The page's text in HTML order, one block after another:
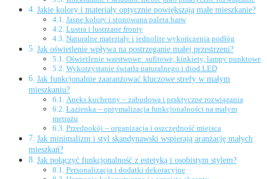
Jakie kolory i materiały optycznie powiększają małe mieszkanie?
Jasne kolory i stonowana paleta barw
Lustra i lustrzane fronty
Naturalne materiały i jednolite wykończenia podłóg
Jak oświetlenie wpływa na postrzeganie małej przestrzeni?
Oświetlenie warstwowe: sufitowe, kinkiety, lampy punktowe
Wykorzystanie światła naturalnego i diod LED
Jak funkcjonalnie zaaranżować kluczowe strefy w małym
mieszkaniu?
Aneks kuchenny – zabudowa i praktyczne rozwiązania
Łazienka – optymalizacja funkcjonalności na małym
metrażu
Przedpokój – organizacja i oszczędność miejsca
Jak minimalizm i styl skandynawski wspierają aranżację małych
mieszkań?
Jak połączyć funkcjonalność z estetyką i osobistym stylem?
Personalizacja i dodatki dekoracyjne